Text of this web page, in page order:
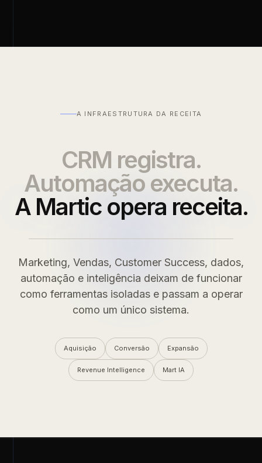
A INFRAESTRUTURA DA RECEITA
CRM registra.
Automação executa.
A Martic opera receita.
Marketing, Vendas, Customer Success, dados,
automação e inteligência deixam de funcionar
como ferramentas isoladas e passam a operar
como um único sistema.
Aquisição Conversão Expansão
Revenue Intelligence Mart IA